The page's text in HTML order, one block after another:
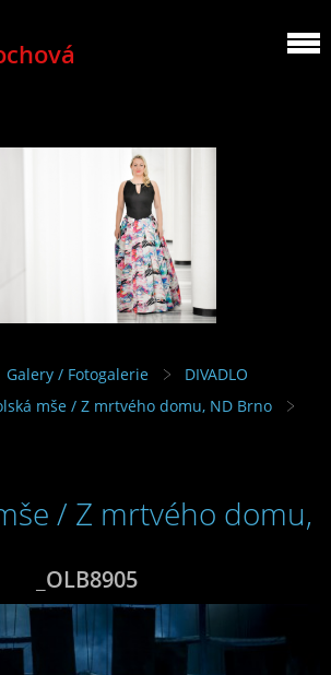
Galery / Fotogalerie
DIVADLO
mše / Z mrtvého domu, ND Brno
/ Z mrtvého domu,
_OLB8905